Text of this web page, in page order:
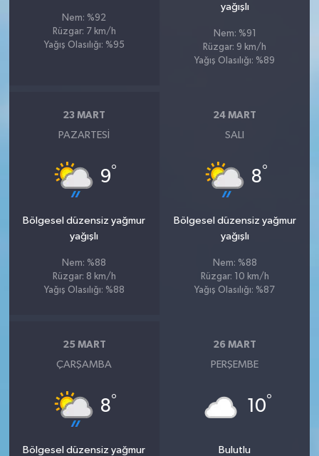
Nem: %92
Rüzgar: 7 km/h
Yağış Olasılığı: %95
yağışlı
Nem: %91
Rüzgar: 9 km/h
Yağış Olasılığı: %89
23 MART
PAZARTESI
9°
Bölgesel düzensiz yağmur
yağışlı
Nem: %88
Rüzgar: 8 km/h
Yağış Olasılığı: %88
24 MART
SALI
8°
Bölgesel düzensiz yağmur
yağışlı
Nem: %88
Rüzgar: 10 km/h
Yağış Olasılığı: %87
25 MART
ÇARŞAMBA
8°
Bölgesel düzensiz yağmur
26 MART
PERŞEMBE
10°
Bulutlu